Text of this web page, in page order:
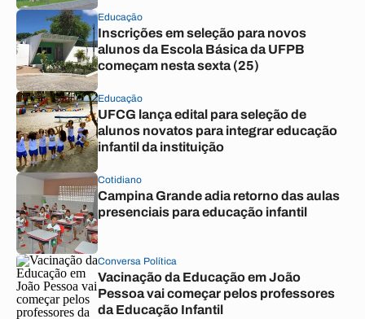
Educação
Inscrições em seleção para novos
alunos da Escola Básica da UFPB
começam nesta sexta (25)
Educação
UFCG lança edital para seleção de
alunos novatos para integrar educação
infantil da instituição
Cotidiano
Campina Grande adia retorno das aulas
presenciais para educação infantil
Conversa Política
Vacinação da Educação em João
Pessoa vai começar pelos professores
da Educação Infantil